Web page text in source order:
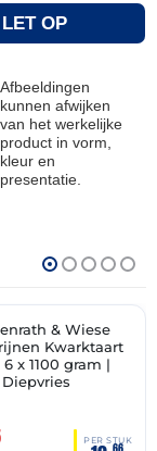
LET OP
Afbeeldingen
kunnen afwijken
van het werkelijke
product in vorm,
kleur en
presentatie.
& Wiese
Kwarktaart
x 1100 gram |
Diepvries
PER STUK